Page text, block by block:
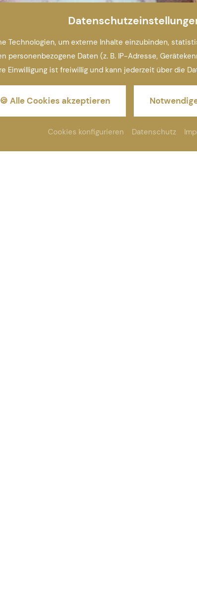
Technologien, um externe Inhalte einzubinden,
personenbezogene Daten (z. B. IP-Adresse,
Einwilligung ist freiwillig und kann jederzeit über die
🍪 Alle Cookies akzeptieren
Cookies konfigurieren Datenschutz